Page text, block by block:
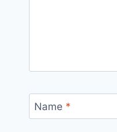
Name *